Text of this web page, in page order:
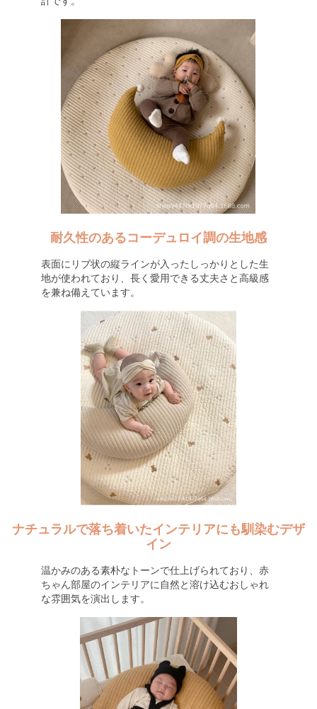
耐久性のあるコーデュロイ調の生地感
表面にリブ状の縦ラインが入ったしっかりとした生
地が使われており、長く愛用できる丈夫さと高級感
を兼ね備えています。
ナチュラルで落ち着いたインテリアにも馴染むデザ
イン
温かみのある素朴なトーンで仕上げられており、赤
ちゃん部屋のインテリアに自然と溶け込むおしゃれ
な雰囲気を演出します。